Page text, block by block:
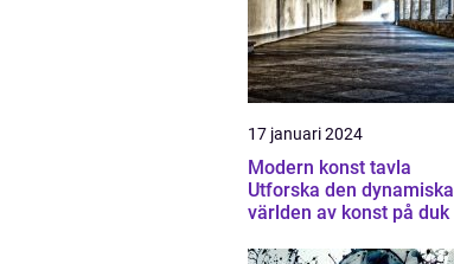
17 januari 2024
Modern konst tavla
Utforska den dynamiska
världen av konst på duk